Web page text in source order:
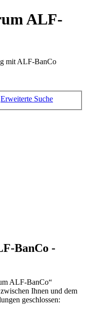
ALF-
mit ALF-BanCo
Erweiterte Suche
BanCo -
ALF-BanCo“
Ihnen und dem
geschlossen: